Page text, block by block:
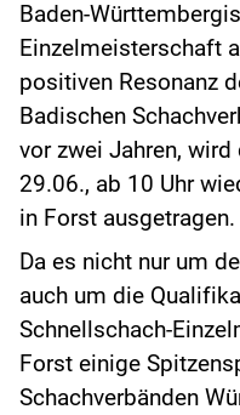
Baden-
Einzelmeisterschaft
positiven Resonanz
Badischen
vor zwei Jahren, wird
29.06., ab 10 Uhr
in Forst ausgetragen.
Da es nicht nur um
auch um die
Schnellschach-
Forst einige
Schachverbänden